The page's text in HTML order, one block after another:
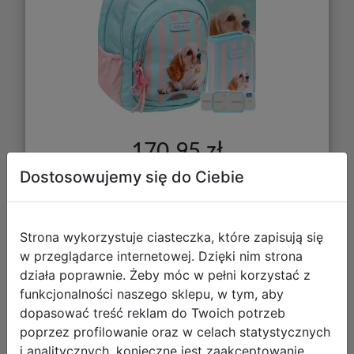
170,95 zł
DO KOSZYKA
Galeria zdjęć
Dostosowujemy się do Ciebie
Strona wykorzystuje ciasteczka, które zapisują się
w przeglądarce internetowej. Dzięki nim strona
działa poprawnie. Żeby móc w pełni korzystać z
funkcjonalności naszego sklepu, w tym, aby
dopasować treść reklam do Twoich potrzeb
poprzez profilowanie oraz w celach statystycznych
i analitycznych, konieczne jest zaakceptowanie